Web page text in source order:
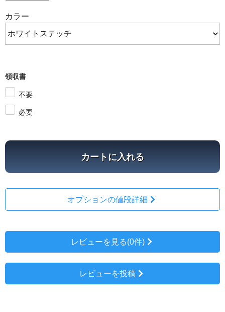
カラー
領収書
不要
必要
カートに入れる
オプションの値段詳細
レビューを見る(0件)
レビューを投稿